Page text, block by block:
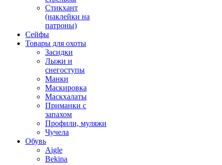
Стикхант
(наклейки на
патроны)
Сейфы
Товары для охоты
Засидки
Лыжи и
снегоступы
Манки
Маскировка
Маскхалаты
Приманки с
запахом
Профили, муляжи
Чучела
Обувь
Aigle
Bekina